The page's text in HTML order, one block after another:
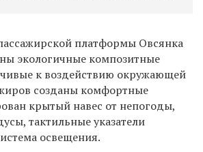
платформы Овсянка
экологичные композитные
к воздействию окружающей
созданы комфортные
крытый навес от непогоды,
тактильные указатели
освещения.